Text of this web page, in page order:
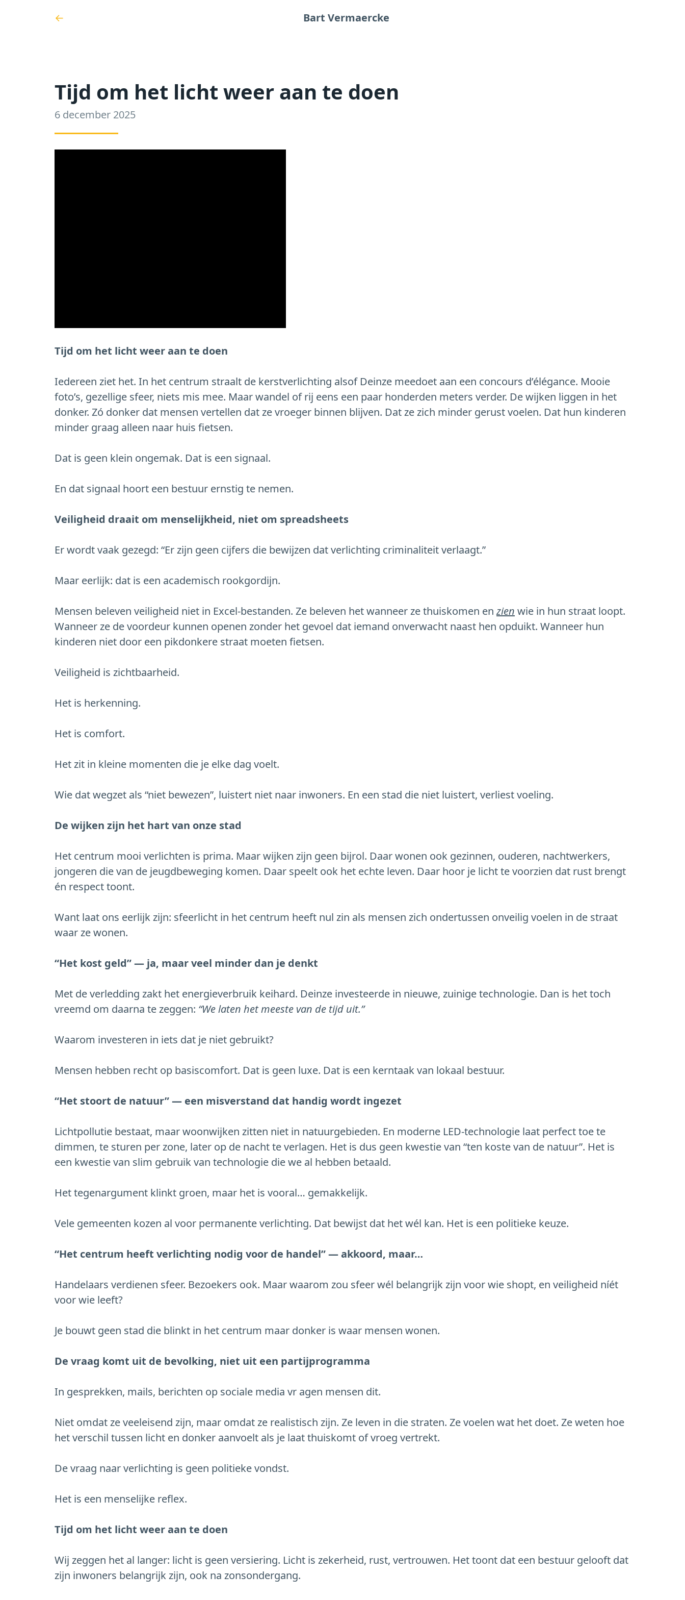
← Bart Vermaercke
Tijd om het licht weer aan te doen
6 december 2025
Tijd om het licht weer aan te doen
Iedereen ziet het. In het centrum straalt de kerstverlichting alsof Deinze meedoet aan een concours d’élégance. Mooie
foto’s, gezellige sfeer, niets mis mee. Maar wandel of rij eens een paar honderden meters verder. De wijken liggen in het
donker. Zó donker dat mensen vertellen dat ze vroeger binnen blijven. Dat ze zich minder gerust voelen. Dat hun kinderen
minder graag alleen naar huis fietsen.
Dat is geen klein ongemak. Dat is een signaal.
En dat signaal hoort een bestuur ernstig te nemen.
Veiligheid draait om menselijkheid, niet om spreadsheets
Er wordt vaak gezegd: “Er zijn geen cijfers die bewijzen dat verlichting criminaliteit verlaagt.”
Maar eerlijk: dat is een academisch rookgordijn.
Mensen beleven veiligheid niet in Excel-bestanden. Ze beleven het wanneer ze thuiskomen enzien wie in hun straat loopt.
Wanneer ze de voordeur kunnen openen zonder het gevoel dat iemand onverwacht naast hen opduikt. Wanneer hun
kinderen niet door een pikdonkere straat moeten fietsen.
Veiligheid is zichtbaarheid.
Het is herkenning.
Het is comfort.
Het zit in kleine momenten die je elke dag voelt.
Wie dat wegzet als “niet bewezen”, luistert niet naar inwoners. En een stad die niet luistert, verliest voeling.
De wijken zijn het hart van onze stad
Het centrum mooi verlichten is prima. Maar wijken zijn geen bijrol. Daar wonen ook gezinnen, ouderen, nachtwerkers,
jongeren die van de jeugdbeweging komen. Daar speelt ook het echte leven. Daar hoor je licht te voorzien dat rust brengt
én respect toont.
Want laat ons eerlijk zijn: sfeerlicht in het centrum heeft nul zin als mensen zich ondertussen onveilig voelen in de straat
waar ze wonen.
“Het kost geld” — ja, maar veel minder dan je denkt
Met de verledding zakt het energieverbruik keihard. Deinze investeerde in nieuwe, zuinige technologie. Dan is het toch
vreemd om daarna te zeggen: “We laten het meeste van de tijd uit.”
Waarom investeren in iets dat je niet gebruikt?
Mensen hebben recht op basiscomfort. Dat is geen luxe. Dat is een kerntaak van lokaal bestuur.
“Het stoort de natuur” — een misverstand dat handig wordt ingezet
Lichtpollutie bestaat, maar woonwijken zitten niet in natuurgebieden. En moderne LED-technologie laat perfect toe te
dimmen, te sturen per zone, later op de nacht te verlagen. Het is dus geen kwestie van “ten koste van de natuur”. Het is
een kwestie van slim gebruik van technologie die we al hebben betaald.
Het tegenargument klinkt groen, maar het is vooral… gemakkelijk.
Vele gemeenten kozen al voor permanente verlichting. Dat bewijst dat het wél kan. Het is een politieke keuze.
“Het centrum heeft verlichting nodig voor de handel” — akkoord, maar…
Handelaars verdienen sfeer. Bezoekers ook. Maar waarom zou sfeer wél belangrijk zijn voor wie shopt, en veiligheid níét
voor wie leeft?
Je bouwt geen stad die blinkt in het centrum maar donker is waar mensen wonen.
De vraag komt uit de bevolking, niet uit een partijprogramma
In gesprekken, mails, berichten op sociale media vr agen mensen dit.
Niet omdat ze veeleisend zijn, maar omdat ze realistisch zijn. Ze leven in die straten. Ze voelen wat het doet. Ze weten hoe
het verschil tussen licht en donker aanvoelt als je laat thuiskomt of vroeg vertrekt.
De vraag naar verlichting is geen politieke vondst.
Het is een menselijke reflex.
Tijd om het licht weer aan te doen
Wij zeggen het al langer: licht is geen versiering. Licht is zekerheid, rust, vertrouwen. Het toont dat een bestuur gelooft dat
zijn inwoners belangrijk zijn, ook na zonsondergang.